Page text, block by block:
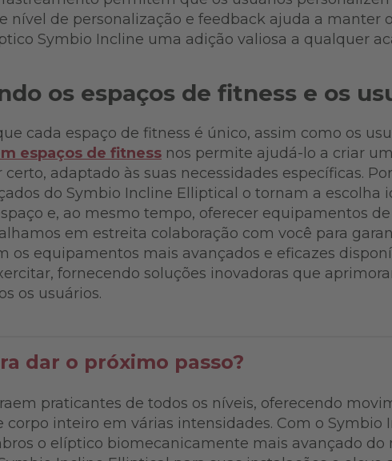
nível de personalização e feedback ajuda a manter
Symbio Incline uma adição valiosa a qualquer
os espaços de fitness e os
cada espaço de fitness é único, assim como os
espaços de fitness nos permite ajudá-lo a criar
certo, adaptado às suas necessidades específicas.
do Symbio Incline Elliptical o tornam a escolha
e, ao mesmo tempo, oferecer equipamentos
em estreita colaboração com você para
os equipamentos mais avançados e eficazes
fornecendo soluções inovadoras que
os usuários.
dar o próximo passo?
praticantes de todos os níveis, oferecendo
corpo inteiro em várias intensidades. Com o Symbio
o elíptico biomecanicamente mais avançado do